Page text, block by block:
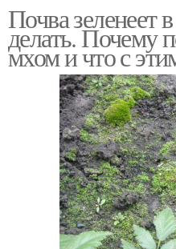
Почва зеленеет
делать. Почему
мхом и что с